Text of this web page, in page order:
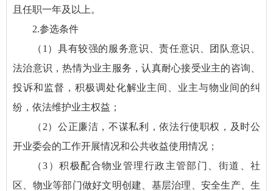
且任职一年及以上。
2.参选条件
（1）具有较强的服务意识、责任意识、团队意识、
法治意识，热情为业主服务，认真耐心接受业主的咨询、
投诉和监督，积极调处化解业主间、业主与物业间的纠
纷，依法维护业主权益；
（2）公正廉洁，不谋私利，依法行使职权，及时公
开业委会的工作开展情况和公共收益使用情况；
（3）积极配合物业管理行政主管部门、街道、社
区、物业等部门做好文明创建、基层治理、安全生产、生